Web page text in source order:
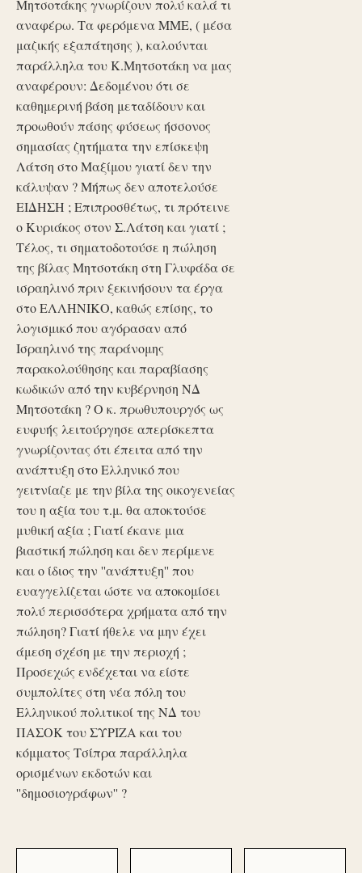
Μητσοτάκης γνωρίζουν πολύ καλά τι
αναφέρω. Τα φερόμενα ΜΜΕ, ( μέσα
μαζικής εξαπάτησης ), καλούνται
παράλληλα του Κ.Μητσοτάκη να μας
αναφέρουν: Δεδομένου ότι σε
καθημερινή βάση μεταδίδουν και
προωθούν πάσης φύσεως ήσσονος
σημασίας ζητήματα την επίσκεψη
Λάτση στο Μαξίμου γιατί δεν την
κάλυψαν ? Μήπως δεν αποτελούσε
ΕΙΔΗΣΗ ; Επιπροσθέτως, τι πρότεινε
ο Κυριάκος στον Σ.Λάτση και γιατί ;
Τέλος, τι σηματοδοτούσε η πώληση
της βίλας Μητσοτάκη στη Γλυφάδα σε
ισραηλινό πριν ξεκινήσουν τα έργα
στο ΕΛΛΗΝΙΚΟ, καθώς επίσης, το
λογισμικό που αγόρασαν από
Ισραηλινό της παράνομης
παρακολούθησης και παραβίασης
κωδικών από την κυβέρνηση ΝΔ
Μητσοτάκη ? Ο κ. πρωθυπουργός ως
ευφυής λειτούργησε απερίσκεπτα
γνωρίζοντας ότι έπειτα από την
ανάπτυξη στο Ελληνικό που
γειτνίαζε με την βίλα της οικογενείας
του η αξία του τ.μ. θα αποκτούσε
μυθική αξία ; Γιατί έκανε μια
βιαστική πώληση και δεν περίμενε
και ο ίδιος την ''ανάπτυξη'' που
ευαγγελίζεται ώστε να αποκομίσει
πολύ περισσότερα χρήματα από την
πώληση? Γιατί ήθελε να μην έχει
άμεση σχέση με την περιοχή ;
Προσεχώς ενδέχεται να είστε
συμπολίτες στη νέα πόλη του
Ελληνικού πολιτικοί της ΝΔ του
ΠΑΣΟΚ του ΣΥΡΙΖΑ και του
κόμματος Τσίπρα παράλληλα
ορισμένων εκδοτών και
''δημοσιογράφων'' ?